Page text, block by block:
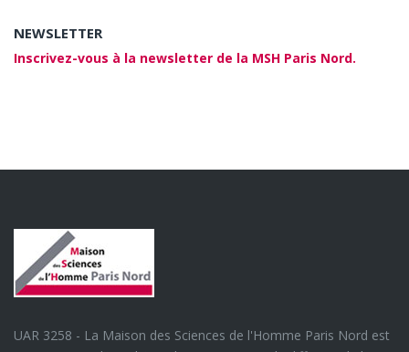
NEWSLETTER
Inscrivez-vous à la newsletter de la MSH Paris Nord.
UAR 3258 - La Maison des Sciences de l'Homme Paris Nord est